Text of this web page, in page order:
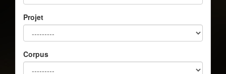
Projet
Corpus